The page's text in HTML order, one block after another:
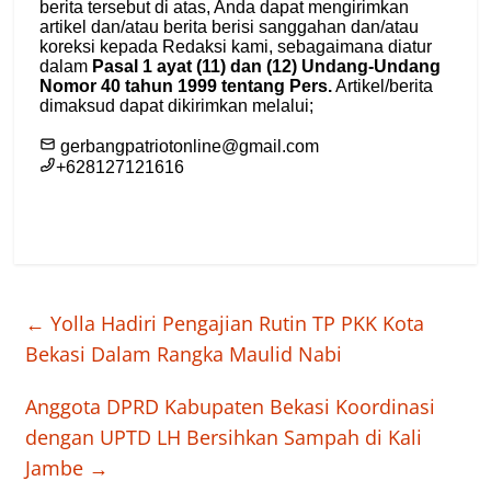
← Yolla Hadiri Pengajian Rutin TP PKK Kota
Bekasi Dalam Rangka Maulid Nabi
Anggota DPRD Kabupaten Bekasi Koordinasi
dengan UPTD LH Bersihkan Sampah di Kali
Jambe →